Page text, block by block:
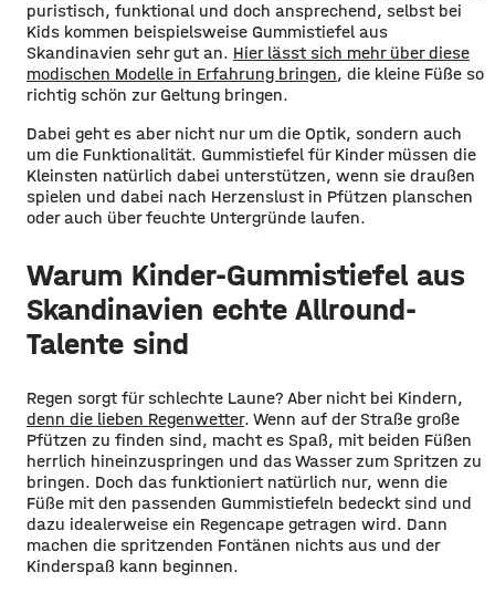
puristisch, funktional und doch ansprechend, selbst bei
Kids kommen beispielsweise Gummistiefel aus
Skandinavien sehr gut an. Hier lässt sich mehr über diese
modischen Modelle in Erfahrung bringen, die kleine Füße so
richtig schön zur Geltung bringen.
Dabei geht es aber nicht nur um die Optik, sondern auch
um die Funktionalität. Gummistiefel für Kinder müssen die
Kleinsten natürlich dabei unterstützen, wenn sie draußen
spielen und dabei nach Herzenslust in Pfützen planschen
oder auch über feuchte Untergründe laufen.
Warum Kinder-Gummistiefel aus
Skandinavien echte Allround-
Talente sind
Regen sorgt für schlechte Laune? Aber nicht bei Kindern,
denn die lieben Regenwetter. Wenn auf der Straße große
Pfützen zu finden sind, macht es Spaß, mit beiden Füßen
herrlich hineinzuspringen und das Wasser zum Spritzen zu
bringen. Doch das funktioniert natürlich nur, wenn die
Füße mit den passenden Gummistiefeln bedeckt sind und
dazu idealerweise ein Regencape getragen wird. Dann
machen die spritzenden Fontänen nichts aus und der
Kinderspaß kann beginnen.